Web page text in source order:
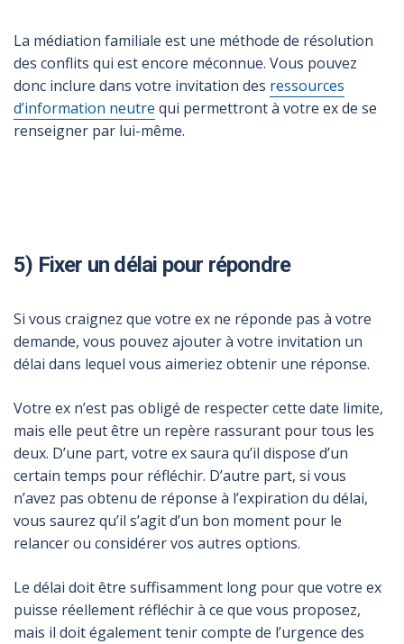
La médiation familiale est une méthode de résolution
des conflits qui est encore méconnue. Vous pouvez
donc inclure dans votre invitation des ressources
d’information neutre qui permettront à votre ex de se
renseigner par lui-même.
5) Fixer un délai pour répondre
Si vous craignez que votre ex ne réponde pas à votre
demande, vous pouvez ajouter à votre invitation un
délai dans lequel vous aimeriez obtenir une réponse.
Votre ex n’est pas obligé de respecter cette date limite,
mais elle peut être un repère rassurant pour tous les
deux. D’une part, votre ex saura qu’il dispose d’un
certain temps pour réfléchir. D’autre part, si vous
n’avez pas obtenu de réponse à l’expiration du délai,
vous saurez qu’il s’agit d’un bon moment pour le
relancer ou considérer vos autres options.
Le délai doit être suffisamment long pour que votre ex
puisse réellement réfléchir à ce que vous proposez,
mais il doit également tenir compte de l’urgence des